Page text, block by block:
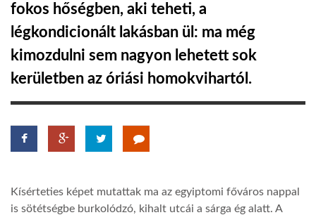
DOBRAVERO.HU
LATIMO.HU
GLOBOBOOK
fokos hőségben, aki teheti, a
légkondicionált lakásban ül: ma még
kimozdulni sem nagyon lehetett sok
kerületben az óriási homokvihartól.
Kísérteties képet mutattak ma az egyiptomi főváros nappal
is sötétségbe burkolódzó, kihalt utcái a sárga ég alatt. A